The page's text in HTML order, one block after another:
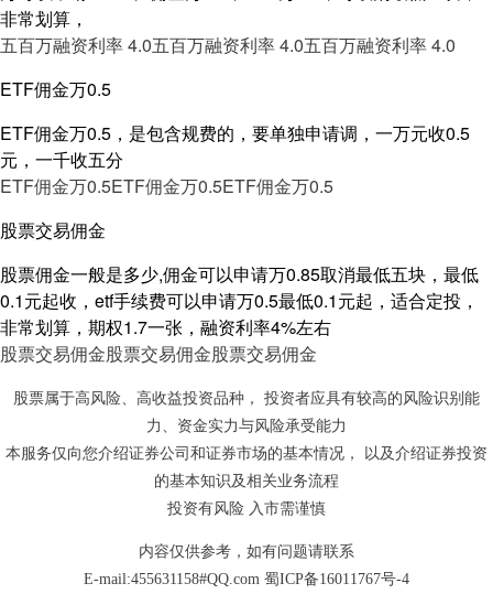
非常划算，
五百万融资利率 4.0五百万融资利率 4.0五百万融资利率 4.0
ETF佣金万0.5
ETF佣金万0.5，是包含规费的，要单独申请调，一万元收0.5
元，一千收五分
ETF佣金万0.5ETF佣金万0.5ETF佣金万0.5
股票交易佣金
股票佣金一般是多少,佣金可以申请万0.85取消最低五块，最低
0.1元起收，etf手续费可以申请万0.5最低0.1元起，适合定投，
非常划算，期权1.7一张，融资利率4%左右
股票交易佣金股票交易佣金股票交易佣金
股票属于高风险、高收益投资品种， 投资者应具有较高的风险识别能
力、资金实力与风险承受能力
本服务仅向您介绍证券公司和证券市场的基本情况， 以及介绍证券投资
的基本知识及相关业务流程
投资有风险 入市需谨慎
内容仅供参考，如有问题请联系
E-mail:455631158#QQ.com 蜀ICP备16011767号-4